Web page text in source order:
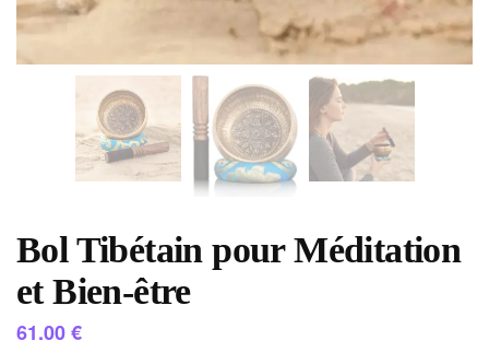
Bol Tibétain pour Méditation
et Bien-être
61.00€